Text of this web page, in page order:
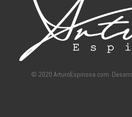
© 2020 ArturoEspinosa.com.